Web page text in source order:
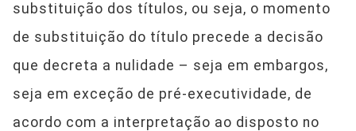
substituição dos títulos, ou seja, o momento
de substituição do título precede a decisão
que decreta a nulidade – seja em embargos,
seja em exceção de pré-executividade, de
acordo com a interpretação ao disposto no